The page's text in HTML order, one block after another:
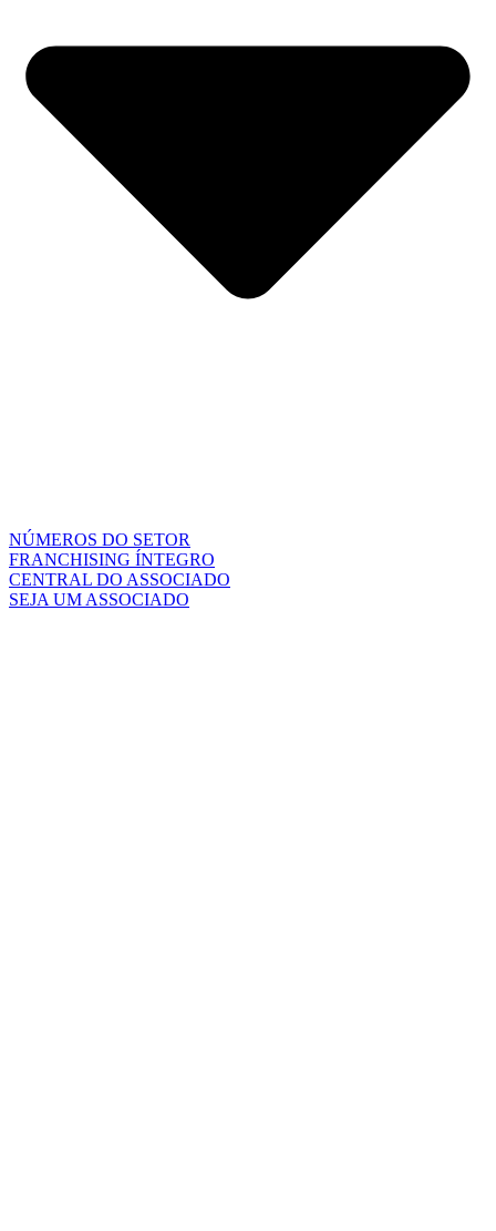
NÚMEROS DO SETOR
FRANCHISING ÍNTEGRO
CENTRAL DO ASSOCIADO
SEJA UM ASSOCIADO